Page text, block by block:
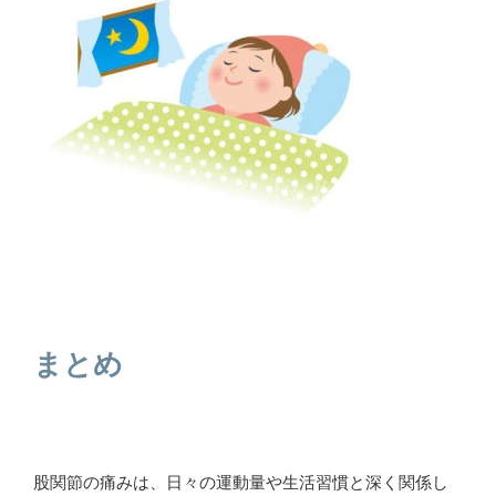
まとめ
股関節の痛みは、日々の運動量や生活習慣と深く関係し